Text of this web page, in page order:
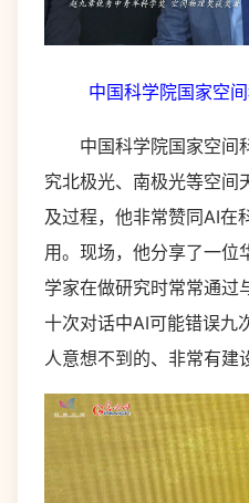
中国科学院国家空
中国科学院国家空间
究北极光、南极光等空间
及过程，他非常赞同AI在
用。现场，他分享了一位
学家在做研究时常常通过
十次对话中AI可能错误九
人意想不到的、非常有建